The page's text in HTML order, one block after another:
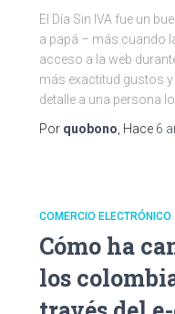
El Día Sin IVA fue un
a papá – más cuando
acceso a la web
más exactitud gustos
detalle a una persona
Por quobono , Hace 6
COMERCIO ELECTRÓNICO
Cómo ha
los